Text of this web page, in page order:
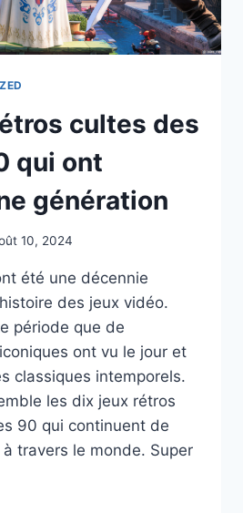
cultes des
qui ont
génération
10, 2024
été une décennie
des jeux vidéo.
période que de
ont vu le jour et
classiques intemporels.
les dix jeux rétros
90 qui continuent de
travers le monde. Super